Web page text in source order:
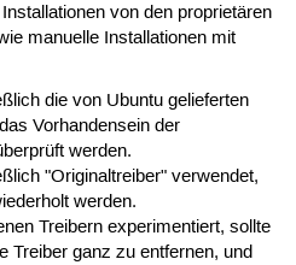
von den proprietären
manuelle Installationen mit
die von Ubuntu gelieferten
Vorhandensein der
werden.
"Originaltreiber" verwendet,
werden.
Treibern experimentiert, sollte
Treiber ganz zu entfernen, und